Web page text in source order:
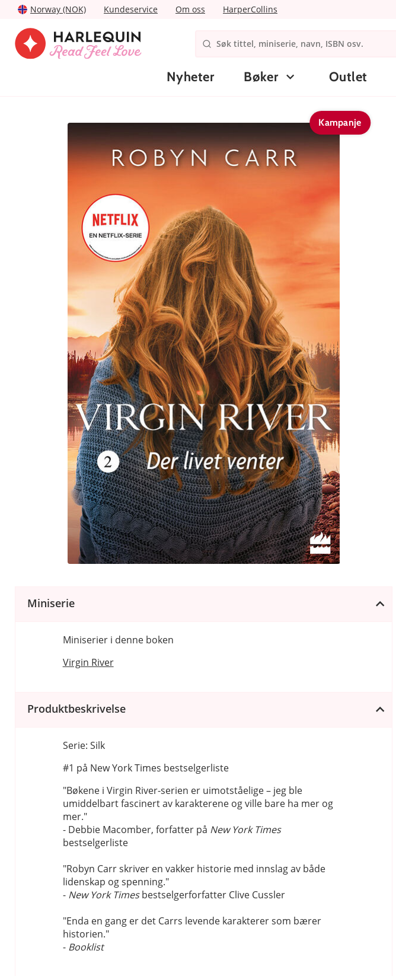
Norway (NOK) Kundeservice Om oss HarperCollins
Nyheter Bøker Outlet
Kampanje
Miniserie
Miniserier i denne boken
Virgin River
Produktbeskrivelse
Serie: Silk
#1 på New York Times bestselgerliste
"Bøkene i Virgin River-serien er uimotståelige – jeg ble
umiddelbart fascinert av karakterene og ville bare ha mer og
mer."
- Debbie Macomber, forfatter på New York Times
bestselgerliste
"Robyn Carr skriver en vakker historie med innslag av både
lidenskap og spenning."
- New York Timesbestselgerforfatter Clive Cussler
"Enda en gang er det Carrs levende karakterer som bærer
historien."
- Booklist